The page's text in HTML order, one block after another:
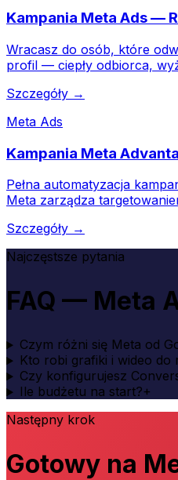
Kampania Meta Ads —
Wracasz do osób, które
profil — ciepły odbiorca,
Szczegóły →
Meta Ads
Kampania Meta
Pełna automatyzacja
Meta zarządza
Szczegóły →
Najczęstsze pytania
FAQ — Meta
Czym różni się Meta od
Kto robi grafiki i wideo do
Czy konfigurujesz
Ile budżetu na start?+
Następny krok
Gotowy na